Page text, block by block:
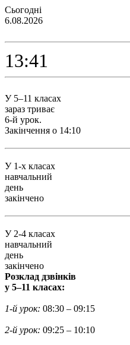
Сьогодні
6.08.2026
13:41
У 5–11 класах
зараз триває
6-й урок.
Закінчення о 14:10
У 1-х класах
навчальний
день
закінчено
У 2-4 класах
навчальний
день
закінчено
Розклад дзвінків
у 5–11 класах:
1-й урок: 08:30 – 09:15
2-й урок: 09:25 – 10:10